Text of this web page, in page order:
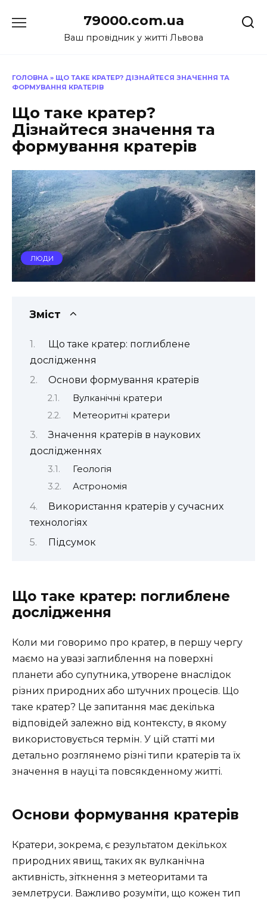
до
79000.com.ua
Ваш провідник у житті Львова
ГОЛОВНА » ЩО ТАКЕ КРАТЕР? ДІЗНАЙТЕСЯ ЗНАЧЕННЯ ТА
ФОРМУВАННЯ КРАТЕРІВ
Що таке кратер?
Дізнайтеся значення та
формування кратерів
ЛЮДИ
Зміст
Що таке кратер: поглиблене
дослідження
Основи формування кратерів
Вулканічні кратери
Метеоритні кратери
Значення кратерів в наукових
дослідженнях
Геологія
Астрономія
Використання кратерів у сучасних
технологіях
Підсумок
Що таке кратер: поглиблене
дослідження
Коли ми говоримо про кратер, в першу чергу
маємо на увазі заглиблення на поверхні
планети або супутника, утворене внаслідок
різних природних або штучних процесів. Що
таке кратер? Це запитання має декілька
відповідей залежно від контексту, в якому
використовується термін. У цій статті ми
детально розглянемо різні типи кратерів та їх
значення в науці та повсякденному житті.
Основи формування кратерів
Кратери, зокрема, є результатом декількох
природних явищ, таких як вулканічна
активність, зіткнення з метеоритами та
землетруси. Важливо розуміти, що кожен тип